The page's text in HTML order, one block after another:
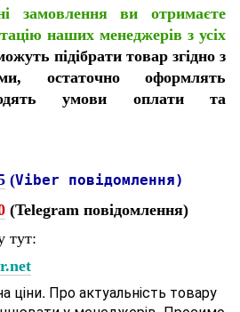
замовлення ви отримаєте
наших менеджерів з усіх
підібрати товар згідно з
остаточно оформлять
умови оплати та
(Viber повідомлення)
(Telegram повідомлення)
тут:
ціни. Про актуальність товару